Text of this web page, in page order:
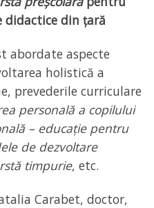
didactice din țară
abordate aspecte
holistică a
prevederile curriculare
personală a copilului
– educație pentru
de dezvoltare
timpurie, etc.
Carabet, doctor,